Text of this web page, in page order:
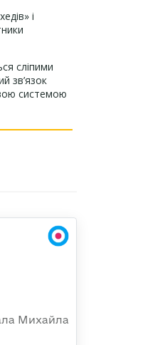
і
сліпими
зв’язок
системою
Михайла